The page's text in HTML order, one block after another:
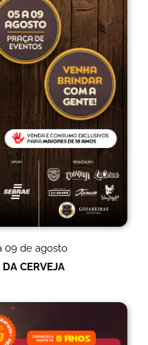
09 de agosto
DA CERVEJA